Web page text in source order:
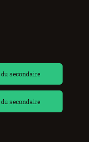
du secondaire
du secondaire